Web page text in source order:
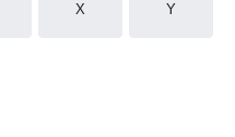
X Y